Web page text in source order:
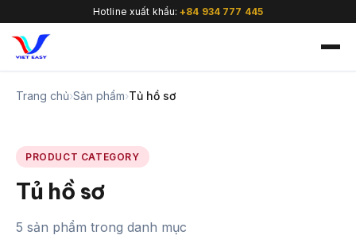
Hotline xuất khẩu:+84 934 777 445
Trang chủ›Sản phẩm›Tủ hồ sơ
PRODUCT CATEGORY
Tủ hồ sơ
5 sản phẩm trong danh mục